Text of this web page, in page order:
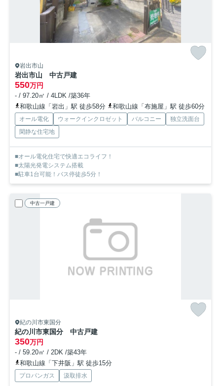
岩出市山
岩出市山 中古戸建
550万円
- / 97.20㎡ / 4LDK /築36年
和歌山線「岩出」駅 徒歩58分
和歌山線「布施屋」駅 徒歩60分
オール電化 ウォークインクロゼット バルコニー
独立洗面台
閑静な住宅地
■オール電化住宅で快適エコライフ！
■太陽光発電システム搭載
■駐車1台可能！バス停徒歩5分！
中古一戸建
紀の川市東国分
紀の川市東国分 中古戸建
350万円
- / 59.20㎡ / 2DK /築43年
和歌山線「下井阪」駅 徒歩15分
プロパンガス 汲取排水